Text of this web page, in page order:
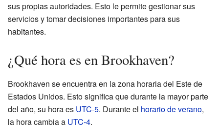
sus propias autoridades. Esto le permite gestionar sus
servicios y tomar decisiones importantes para sus
habitantes.
¿Qué hora es en Brookhaven?
Brookhaven se encuentra en la zona horaria del Este de
Estados Unidos. Esto significa que durante la mayor parte
del año, su hora es UTC-5. Durante el horario de verano,
la hora cambia a UTC-4.